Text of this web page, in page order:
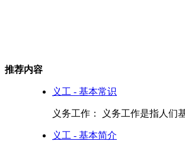
推荐内容
义工 - 基本常识
义务工作： 义务工作是指人们
义工 - 基本简介